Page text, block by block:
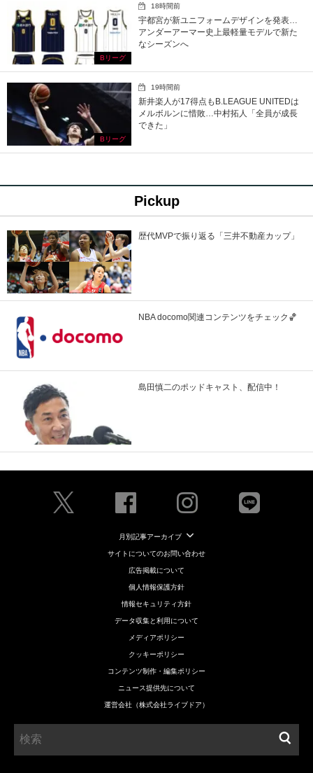
Bリーグ
18時間前
宇都宮が新ユニフォームデザインを発表…
アンダーアーマー史上最軽量モデルで新た
なシーズンへ
Bリーグ
19時間前
新井楽人が17得点もB.LEAGUE UNITEDは
メルボルンに惜敗…中村拓人「全員が成長
できた」
Pickup
歴代MVPで振り返る「三井不動産カップ」
NBA docomo関連コンテンツをチェック🏀
島田慎二のポッドキャスト、配信中！
月別記事アーカイブ
サイトについてのお問い合わせ
広告掲載について
個人情報保護方針
情報セキュリティ方針
データ収集と利用について
メディアポリシー
クッキーポリシー
コンテンツ制作・編集ポリシー
ニュース提供先について
運営会社（株式会社ライブドア）